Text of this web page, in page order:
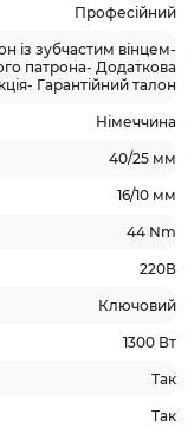
Професійний
із зубчастим вінцем-
патрона- Додаткова
Гарантійний талон
Німеччина
40/25 мм
16/10 мм
44 Nm
220В
Ключовий
1300 Вт
Так
Так